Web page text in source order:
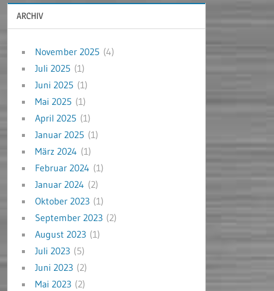
ARCHIV
November 2025 (4)
Juli 2025 (1)
Juni 2025 (1)
Mai 2025 (1)
April 2025 (1)
Januar 2025 (1)
März 2024 (1)
Februar 2024 (1)
Januar 2024 (2)
Oktober 2023 (1)
September 2023 (2)
August 2023 (1)
Juli 2023 (5)
Juni 2023 (2)
Mai 2023 (2)